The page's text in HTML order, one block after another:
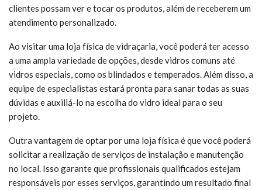
clientes possam ver e tocar os produtos, além de receberem um
atendimento personalizado.
Ao visitar uma loja física de vidraçaria, você poderá ter acesso
a uma ampla variedade de opções, desde vidros comuns até
vidros especiais, como os blindados e temperados. Além disso, a
equipe de especialistas estará pronta para sanar todas as suas
dúvidas e auxiliá-lo na escolha do vidro ideal para o seu
projeto.
Outra vantagem de optar por uma loja física é que você poderá
solicitar a realização de serviços de instalação e manutenção
no local. Isso garante que profissionais qualificados estejam
responsáveis por esses serviços, garantindo um resultado final